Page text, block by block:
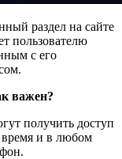
раздел на сайте
пользователю
с его
важен?
получить доступ
и в любом